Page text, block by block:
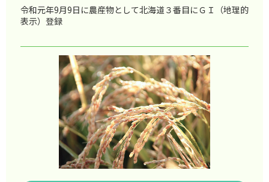
令和元年9月9日に農産物として北海道３番目にＧＩ（地理的
表示）登録